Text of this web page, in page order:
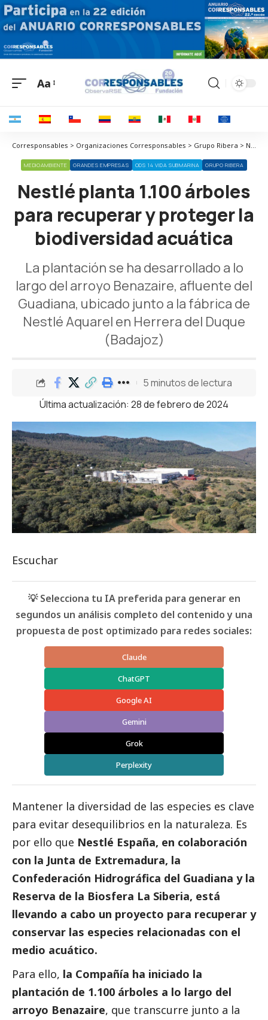
Aa
Corresponsables > Organizaciones Corresponsables > Grupo Ribera > Nestlé planta 1.100 árboles para recuperar y proteger la biodiversidad acuática
MEDIOAMBIENTE GRANDES EMPRESAS ODS 14 VIDA SUBMARINA GRUPO RIBERA
Nestlé planta 1.100 árboles
para recuperar y proteger la
biodiversidad acuática
La plantación se ha desarrollado a lo
largo del arroyo Benazaire, afluente del
Guadiana, ubicado junto a la fábrica de
Nestlé Aquarel en Herrera del Duque
(Badajoz)
Última actualización: 28 de febrero de 2024
5 minutos de lectura
Escuchar
💡 Selecciona tu IA preferida para generar en
segundos un análisis completo del contenido y una
propuesta de post optimizado para redes sociales:
Claude
ChatGPT
Google AI
Gemini
Grok
Perplexity
Mantener la diversidad de las especies es clave
para evitar desequilibrios en la naturaleza. Es
por ello que Nestlé España, en colaboración
con la Junta de Extremadura, la
Confederación Hidrográfica del Guadiana y la
Reserva de la Biosfera La Siberia, está
llevando a cabo un proyecto para recuperar y
conservar las especies relacionadas con el
medio acuático.
Para ello, la Compañía ha iniciado la
plantación de 1.100 árboles a lo largo del
arroyo Benazaire, que transcurre junto a la